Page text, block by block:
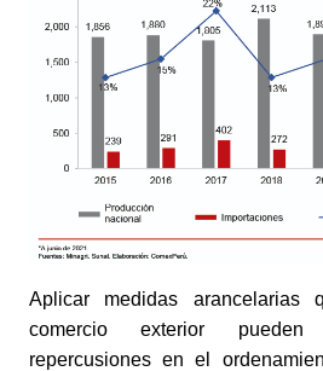
Aplicar medidas arancelarias
comercio exterior pueden
repercusiones en el